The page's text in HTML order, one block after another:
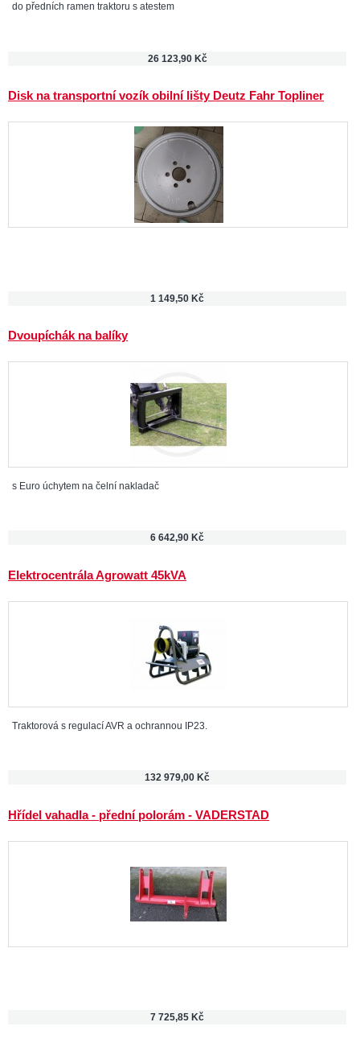
do předních ramen traktoru s atestem
26 123,90 Kč
Disk na transportní vozík obilní lišty Deutz Fahr Topliner
1 149,50 Kč
Dvoupíchák na balíky
s Euro úchytem na čelní nakladač
6 642,90 Kč
Elektrocentrála Agrowatt 45kVA
Traktorová s regulací AVR a ochrannou IP23.
132 979,00 Kč
Hřídel vahadla - přední polorám - VADERSTAD
7 725,85 Kč